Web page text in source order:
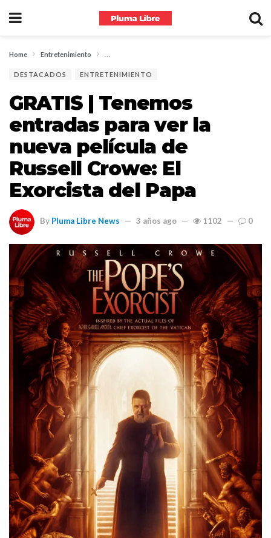
Home Entretenimiento GRATIS | Tenemos entradas para ver la nueva
DESTACADOS ENTRETENIMIENTO
GRATIS | Tenemos
entradas para ver la
nueva película de
Russell Crowe: El
Exorcista del Papa
By Pluma Libre News 3 años ago 1102 0